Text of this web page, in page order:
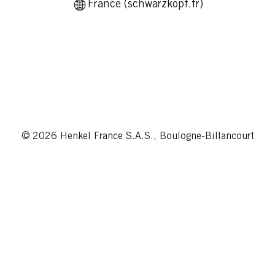
France (schwarzkopf.fr)
© 2026 Henkel France S.A.S., Boulogne-Billancourt